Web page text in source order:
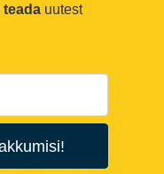
teada uutest